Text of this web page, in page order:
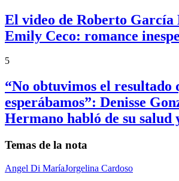
El video de Roberto
Emily Ceco: romance
5
“No obtuvimos el resultado
esperábamos”: Denisse
Hermano habló de su salud
Temas de la nota
Angel Di MaríaJorgelina Cardoso